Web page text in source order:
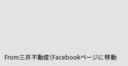
From三井不動産（Facebookページに移動